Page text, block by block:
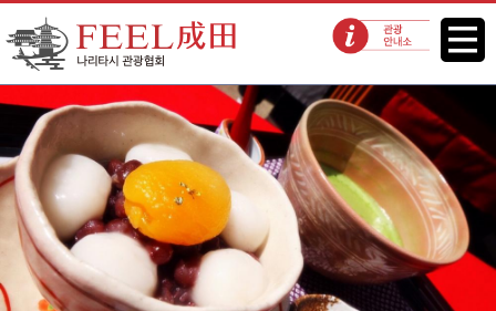
FEEL 나리타 나리타시 관광협회 관광 안내소 메뉴